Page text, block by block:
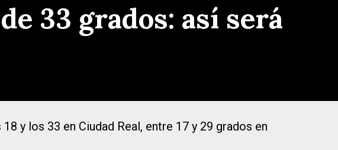
33 grados: así será
y los 33 en Ciudad Real, entre 17 y 29 grados en